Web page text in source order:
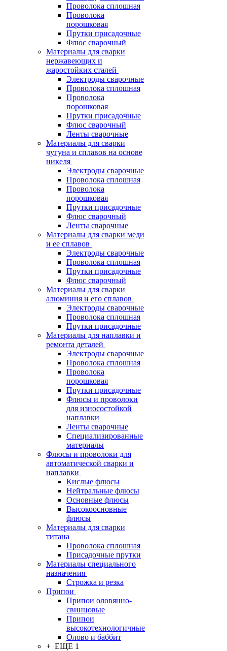
Проволока сплошная
Проволока
порошковая
Прутки присадочные
Флюс сварочный
Материалы для сварки
нержавеющих и
жаростойких сталей
Электроды сварочные
Проволока сплошная
Проволока
порошковая
Прутки присадочные
Флюс сварочный
Ленты сварочные
Материалы для сварки
чугуна и сплавов на основе
никеля
Электроды сварочные
Проволока сплошная
Проволока
порошковая
Прутки присадочные
Флюс сварочный
Ленты сварочные
Материалы для сварки меди
и ее сплавов
Электроды сварочные
Проволока сплошная
Прутки присадочные
Флюс сварочный
Материалы для сварки
алюминия и его сплавов
Электроды сварочные
Проволока сплошная
Прутки присадочные
Материалы для наплавки и
ремонта деталей
Электроды сварочные
Проволока сплошная
Проволока
порошковая
Прутки присадочные
Флюсы и проволоки
для износостойкой
наплавки
Ленты сварочные
Специализированные
материалы
Флюсы и проволоки для
автоматической сварки и
наплавки
Кислые флюсы
Нейтральные флюсы
Основные флюсы
Высокоосновные
флюсы
Материалы для сварки
титана
Проволока сплошная
Присадочные прутки
Материалы специального
назначения
Строжка и резка
Припои
Припои оловянно-
свинцовые
Припои
высокотехнологичные
Олово и баббит
+ ЕЩЕ 1